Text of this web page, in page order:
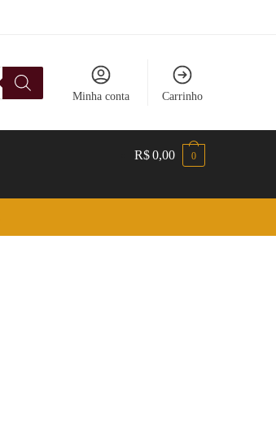
Minha conta Carrinho
R$0,00 0